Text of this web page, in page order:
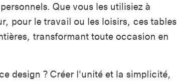
Que vous les utilisiez à
pour le travail ou les loisirs, ces tables
transformant toute occasion en
design ? Créer l'unité et la simplicité,